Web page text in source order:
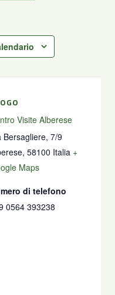
Visite Alberese
Bersagliere, 7/9
, 58100 Italia +
Maps
di telefono
0564 393238